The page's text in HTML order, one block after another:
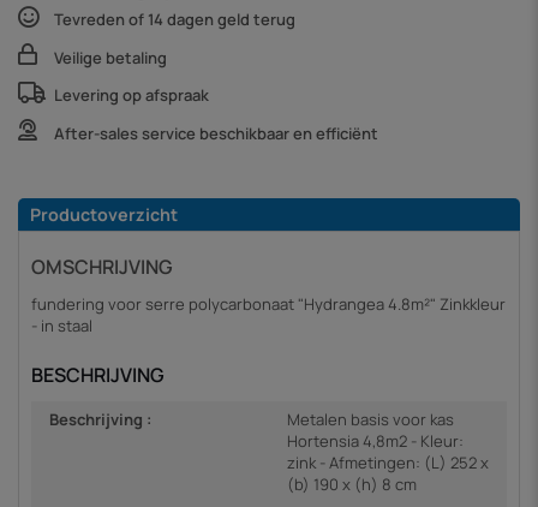
Tevreden of 14 dagen geld terug
Veilige betaling
Levering op afspraak
After-sales service beschikbaar en efficiënt
Productoverzicht
OMSCHRIJVING
fundering voor serre polycarbonaat "Hydrangea 4.8m²" Zinkkleur
- in staal
BESCHRIJVING
Beschrijving :
Metalen basis voor kas
Hortensia 4,8m2 - Kleur:
zink - Afmetingen: (L) 252 x
(b) 190 x (h) 8 cm